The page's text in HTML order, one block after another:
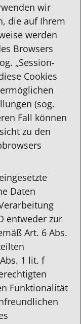
wir
die auf Ihrem
werden
Browsers
„Session-
Cookies
(sog.
Fall können
zu den
Daten
entweder zur
Art. 6 Abs.
1 lit. f
Funktionalität